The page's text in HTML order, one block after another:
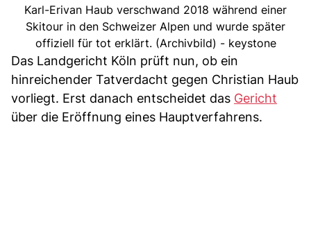
Karl-Erivan Haub verschwand 2018 während einer
Skitour in den Schweizer Alpen und wurde später
offiziell für tot erklärt. (Archivbild) - keystone
Das Landgericht Köln prüft nun, ob ein
hinreichender Tatverdacht gegen Christian Haub
vorliegt. Erst danach entscheidet das Gericht
über die Eröffnung eines Hauptverfahrens.